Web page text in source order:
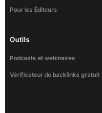
Pour les Éditeurs
Outils
Podcasts et webinaires
Vérificateur de backlinks gratuit